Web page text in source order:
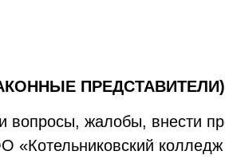
вопросы, жалобы, внести
колледж